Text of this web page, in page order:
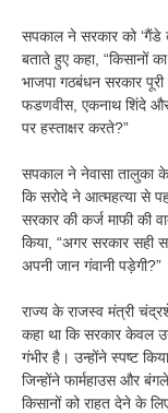
सपकाल ने सरकार को ‘गैंडे
बताते हुए कहा, “किसानों
भाजपा गठबंधन सरकार पूरी
फडणवीस, एकनाथ शिंदे
पर हस्ताक्षर करते?”
सपकाल ने नेवासा तालुका
कि सरोदे ने आत्महत्या से
सरकार की कर्ज माफी की
किया, “अगर सरकार सही
अपनी जान गंवानी पड़ेगी?”
राज्य के राजस्व मंत्री
कहा था कि सरकार केवल
गंभीर है। उन्होंने स्पष्ट
जिन्होंने फार्महाउस और
किसानों को राहत देने के